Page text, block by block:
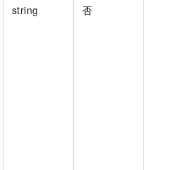
string 否